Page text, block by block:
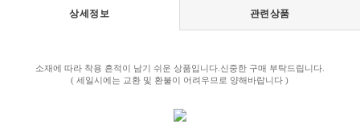
상세정보 관련상품
소재에 따라 착용 흔적이 남기 쉬운 상품입니다.신중한 구매 부탁드립니다.
( 세일시에는 교환 및 환불이 어려우므로 양해바랍니다 )